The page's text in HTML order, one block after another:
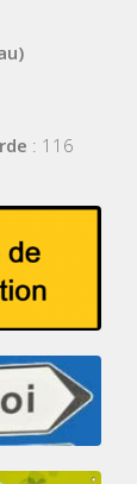
: 116